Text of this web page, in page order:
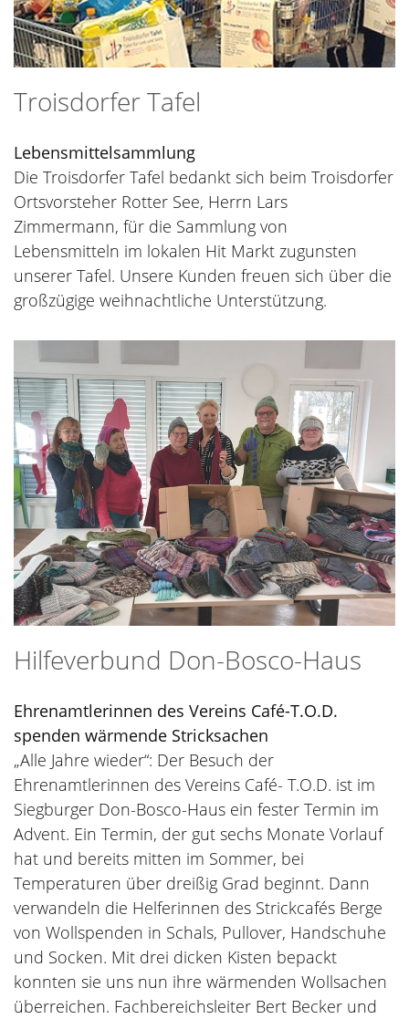
Troisdorfer Tafel
Lebensmittelsammlung
Die Troisdorfer Tafel bedankt sich beim Troisdorfer
Ortsvorsteher Rotter See, Herrn Lars
Zimmermann, für die Sammlung von
Lebensmitteln im lokalen Hit Markt zugunsten
unserer Tafel. Unsere Kunden freuen sich über die
großzügige weihnachtliche Unterstützung.
Hilfeverbund Don-Bosco-Haus
Ehrenamtlerinnen des Vereins Café-T.O.D.
spenden wärmende Stricksachen
„Alle Jahre wieder“: Der Besuch der
Ehrenamtlerinnen des Vereins Café- T.O.D. ist im
Siegburger Don-Bosco-Haus ein fester Termin im
Advent. Ein Termin, der gut sechs Monate Vorlauf
hat und bereits mitten im Sommer, bei
Temperaturen über dreißig Grad beginnt. Dann
verwandeln die Helferinnen des Strickcafés Berge
von Wollspenden in Schals, Pullover, Handschuhe
und Socken. Mit drei dicken Kisten bepackt
konnten sie uns nun ihre wärmenden Wollsachen
überreichen. Fachbereichsleiter Bert Becker und